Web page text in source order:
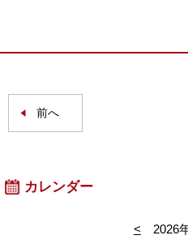
前へ
カレンダー
< 2026